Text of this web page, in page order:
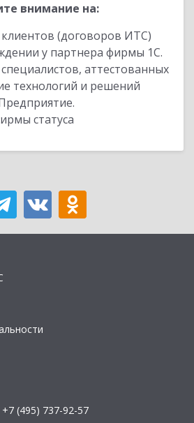
внимание на:
(договоров ИТС)
у партнера фирмы 1С.
аттестованных
технологий и решений
статуса
+7 (495) 737-92-57